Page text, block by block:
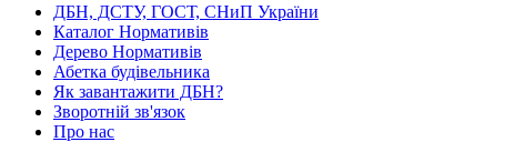
ДБН, ДСТУ, ГОСТ, СНиП України
Каталог Нормативів
Дерево Нормативів
Абетка будівельника
Як завантажити ДБН?
Зворотній зв'язок
Про нас